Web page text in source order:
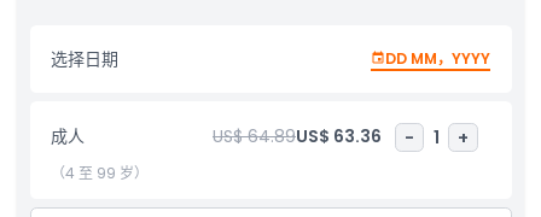
难忘夜晚的所有期待。在这场精彩的芭提雅游船冒险中，放松、用餐
并享受星空下的娱乐。
选择日期 DD MM，YYYY
成人 US$ 64.89US$ 63.36 - 1 +
（4 至 99 岁）